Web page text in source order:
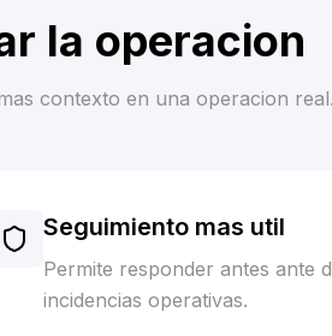
la operacion
contexto en una operacion real.
Seguimiento mas util
Permite responder antes ante
incidencias operativas.